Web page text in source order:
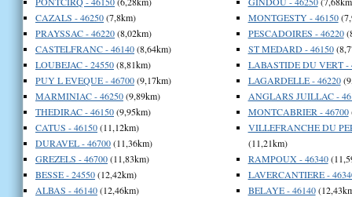
CAZALS - 46250(7,8km)
PRAYSSAC - 46220(8,02km)
CASTELFRANC - 46140(8,64km)
LOUBEJAC - 24550(8,81km)
PUY L EVEQUE - 46700(9,17km)
MARMINIAC - 46250(9,89km)
THEDIRAC - 46150(9,95km)
CATUS - 46150(11,12km)
DURAVEL - 46700(11,36km)
GREZELS - 46700(11,83km)
BESSE - 24550(12,42km)
ALBAS - 46140(12,46km)
MONTGESTY - 46150
PESCADOIRES - 46220
ST MEDARD - 46150
LABASTIDE DU VERT -
LAGARDELLE - 46220
ANGLARS JUILLAC -
MONTCABRIER - 46700
VILLEFRANCHE DU
(11,21km)
RAMPOUX - 46340
LAVERCANTIERE -
BELAYE - 46140